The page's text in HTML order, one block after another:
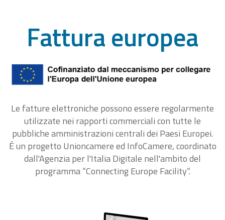
Fattura europea
Le fatture elettroniche possono essere regolarmente
utilizzate nei rapporti commerciali con tutte le
pubbliche amministrazioni centrali dei Paesi Europei.
É un progetto Unioncamere ed InfoCamere, coordinato
dall'Agenzia per l'Italia Digitale nell'ambito del
programma “Connecting Europe Facility“.